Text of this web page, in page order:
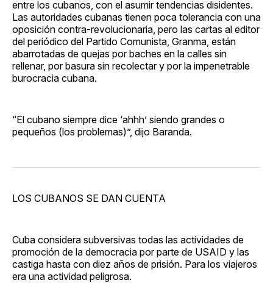
entre los cubanos, con el asumir tendencias disidentes.
Las autoridades cubanas tienen poca tolerancia con una
oposición contra-revolucionaria, pero las cartas al editor
del periódico del Partido Comunista, Granma, están
abarrotadas de quejas por baches en la calles sin
rellenar, por basura sin recolectar y por la impenetrable
burocracia cubana.
“El cubano siempre dice ‘ahhh’ siendo grandes o
pequeños (los problemas)”, dijo Baranda.
LOS CUBANOS SE DAN CUENTA
Cuba considera subversivas todas las actividades de
promoción de la democracia por parte de USAID y las
castiga hasta con diez años de prisión. Para los viajeros
era una actividad peligrosa.